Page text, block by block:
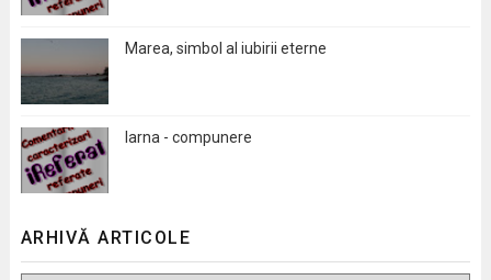
Marea, simbol al iubirii eterne
Iarna - compunere
ARHIVĂ ARTICOLE